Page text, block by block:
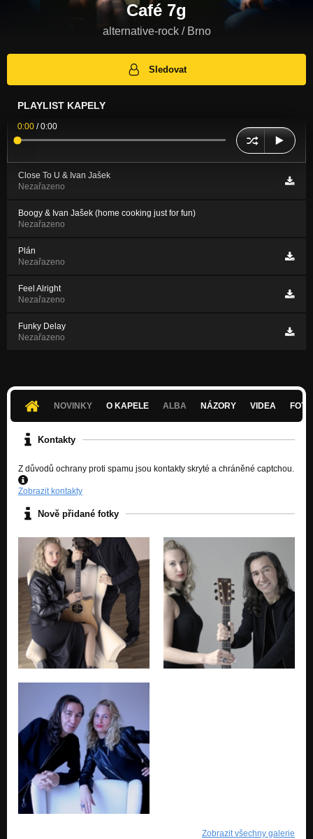
Café 7g
alternative-rock / Brno
Sledovat
PLAYLIST KAPELY
0:00 /0:00
Close To U & Ivan Jašek
Nezařazeno
Boogy & Ivan Jašek (home cooking just for fun)
Nezařazeno
Plán
Nezařazeno
Feel Alright
Nezařazeno
Funky Delay
Nezařazeno
NOVINKY O KAPELE ALBA NÁZORY VIDEA
Kontakty
Z důvodů ochrany proti spamu jsou kontakty skryté a chráněné captchou.
Zobrazit kontakty
Nově přidané fotky
Zobrazit všechny galerie